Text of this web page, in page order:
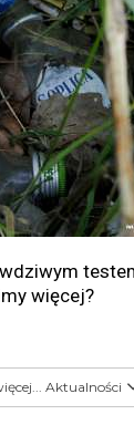
więcej?
Aktualności